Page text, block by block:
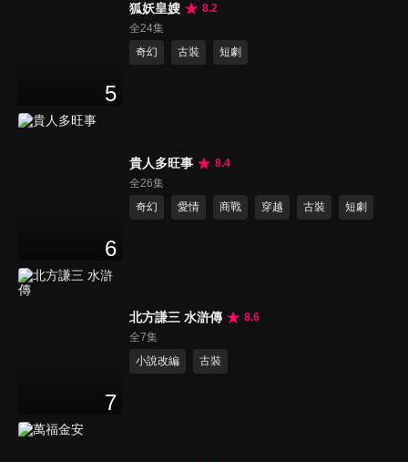
5
狐妖皇嫂
8.2
全24集
奇幻
古裝 短劇
6
貴人多旺事
8.4
全26集
奇幻
愛情 商戰 穿越 古裝 短劇
7
北方謙三 水滸傳
8.6
全7集
小說改編
古裝